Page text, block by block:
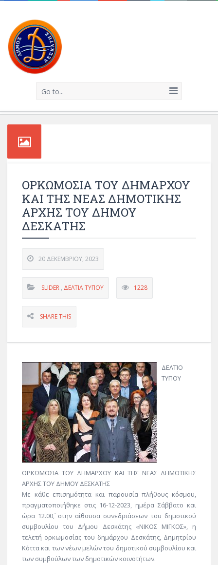
Go to...
ΟΡΚΩΜΟΣΙΑ ΤΟΥ ΔΗΜΑΡΧΟΥ
ΚΑΙ ΤΗΣ ΝΕΑΣ ΔΗΜΟΤΙΚΗΣ
ΑΡΧΗΣ ΤΟΥ ΔΗΜΟΥ
ΔΕΣΚΑΤΗΣ
20 ΔΕΚΕΜΒΡΊΟΥ, 2023
SLIDER , ΔΕΛΤΊΑ ΤΎΠΟΥ 1228
SHARE THIS
ΔΕΛΤΙΟ
ΤΥΠΟΥ
ΟΡΚΩΜΟΣΙΑ ΤΟΥ ΔΗΜΑΡΧΟΥ ΚΑΙ ΤΗΣ ΝΕΑΣ ΔΗΜΟΤΙΚΗΣ
ΑΡΧΗΣ ΤΟΥ ΔΗΜΟΥ ΔΕΣΚΑΤΗΣ
Με κάθε επισημότητα και παρουσία πλήθους κόσμου,
πραγματοποιήθηκε στις 16-12-2023, ημέρα Σάββατο και
ώρα 12.00΄, στην αίθουσα συνεδριάσεων του δημοτικού
συμβουλίου του Δήμου Δεσκάτης «ΝΙΚΟΣ ΜΙΓΚΟΣ», η
τελετή ορκωμοσίας του δημάρχου Δεσκάτης, Δημητρίου
Κόττα και των νέων μελών του δημοτικού συμβουλίου και
των συμβούλων των δημοτικών κοινοτήτων.